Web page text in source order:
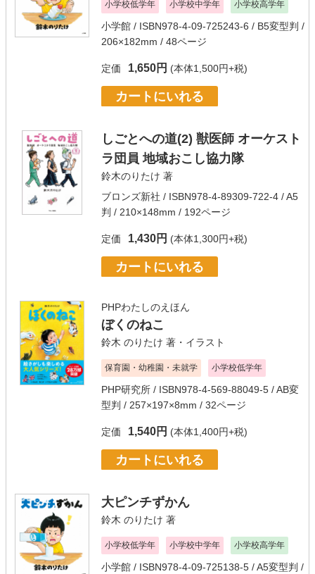
小学校低学年 小学校中学年 小学校高学年
小学館 / ISBN978-4-09-725243-6 / B5変型判 /
206×182mm / 48ページ
定価 1,650円 (本体1,500円+税)
カートにいれる
しごとへの道(2) 獣医師 オーケスト
ラ団員 地域おこし協力隊
鈴木のりたけ 著
ブロンズ新社 / ISBN978-4-89309-722-4 / A5
判 / 210×148mm / 192ページ
定価 1,430円 (本体1,300円+税)
カートにいれる
PHPわたしのえほん
ぼくのねこ
鈴木 のりたけ 著・イラスト
保育園・幼稚園・未就学 小学校低学年
PHP研究所 / ISBN978-4-569-88049-5 / AB変
型判 / 257×197×8mm / 32ページ
定価 1,540円 (本体1,400円+税)
カートにいれる
大ピンチずかん
鈴木 のりたけ 著
小学校低学年 小学校中学年 小学校高学年
小学館 / ISBN978-4-09-725138-5 / A5変型判 /